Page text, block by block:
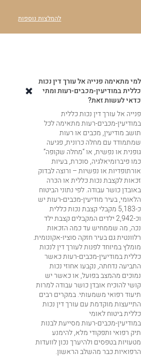
להמלצות נוספות
למי מתאימה פנייה אל עורך דין נכות
כללית במודיעין-מכבים-רעות ומתי
כדאי לעשות זאת?
פנייה אל עורך דין נכות כללית
במודיעין-מכבים-רעות מתאימה לכל
תושב מודיעין, מכבים או רעות
שמתמודד עם מחלה כרונית, פגיעה
גופנית או נפשית, או “מחלה שקופה”
כמו פיברומיאלגיה, סוכרת, בעיות
אורתופדיות או נפשיות – ורוצה לבדוק
זכאות לקצבת נכות כללית או הכרה
באובדן כושר עבודה. לפי נתוני הביטוח
הלאומי, בעיר מודיעין-מכבים-רעות יש
כ-5,183 מקבלי קצבת נכות כללית
וכ-2,942 ילדים המקבלים קצבת ילד
נכה, מה שממחיש עד כמה הזכאות
רלוונטית גם בעיר חזקה סוציו-אקונומית.
מומלץ במיוחד לפנות לעורך דין לנכות
כללית במודיעין-מכבים-רעות כאשר
התביעה נדחתה, נקבעו אחוזי נכות
נמוכים מהמצב בפועל, או כאשר יש
קושי להוכיח אובדן כושר עבודה למרות
תיעוד רפואי משמעותי. במקרים רבים
התייעצות מוקדמת עם עורך דין נכות
כללית ביטוח לאומי
במודיעין-מכבים-רעות מסייעת לבנות
תיק רפואי ותפקודי מלא, להימנע
מטעויות בטפסים ולהיערך נכון לוועדות
הרפואיות כבר מהשלב הראשון.